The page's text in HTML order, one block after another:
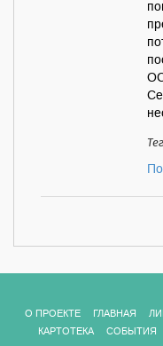
О ПРОЕКТЕ ГЛАВНАЯ
КАРТОТЕКА
СОБЫТИЯ